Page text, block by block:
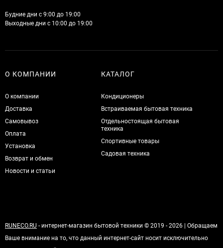
Будние дни с 9:00 до 19:00
Выходные дни с 10:00 до 19:00
О КОМПАНИИ
О компании
Доставка
Самовывоз
Оплата
Установка
Возврат и обмен
Новости и статьи
КАТАЛОГ
Кондиционеры
Встраиваемая бытовая техника
Отдельностоящая бытовая
техника
Спортивные товары
Садовая техника
RUNECO.RU - интернет-магазин бытовой техники © 2019 - 2026 | Обращаем
Ваше внимание на то, что данный интернет-сайт носит исключительно